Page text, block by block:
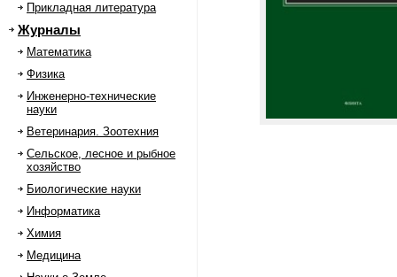
Прикладная литература
Журналы
Математика
Физика
Инженерно-технические
науки
Ветеринария. Зоотехния
Сельское, лесное и рыбное
хозяйство
Биологические науки
Информатика
Химия
Медицина